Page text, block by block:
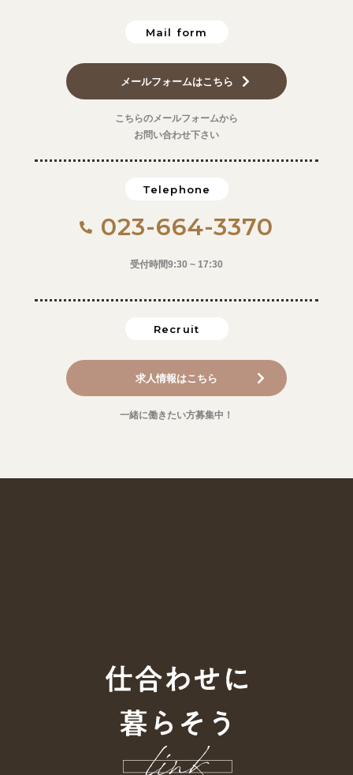
Mail form
メールフォームはこちら
こちらのメールフォームから
お問い合わせ下さい
Telephone
023-664-3370
受付時間9:30 ~ 17:30
Recruit
求人情報はこちら
一緒に働きたい方募集中！